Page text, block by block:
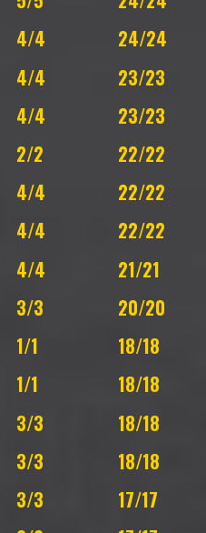
4/4
24/24
4/4
23/23
4/4
23/23
2/2
22/22
4/4
22/22
4/4
22/22
4/4
21/21
3/3
20/20
1/1
18/18
1/1
18/18
3/3
18/18
3/3
18/18
3/3
17/17